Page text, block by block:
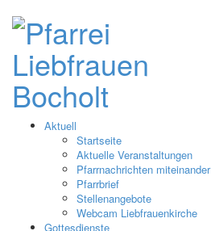
Aktuell
Startseite
Aktuelle Veranstaltungen
Pfarrnachrichten miteinander
Pfarrbrief
Stellenangebote
Webcam Liebfrauenkirche
Gottesdienste